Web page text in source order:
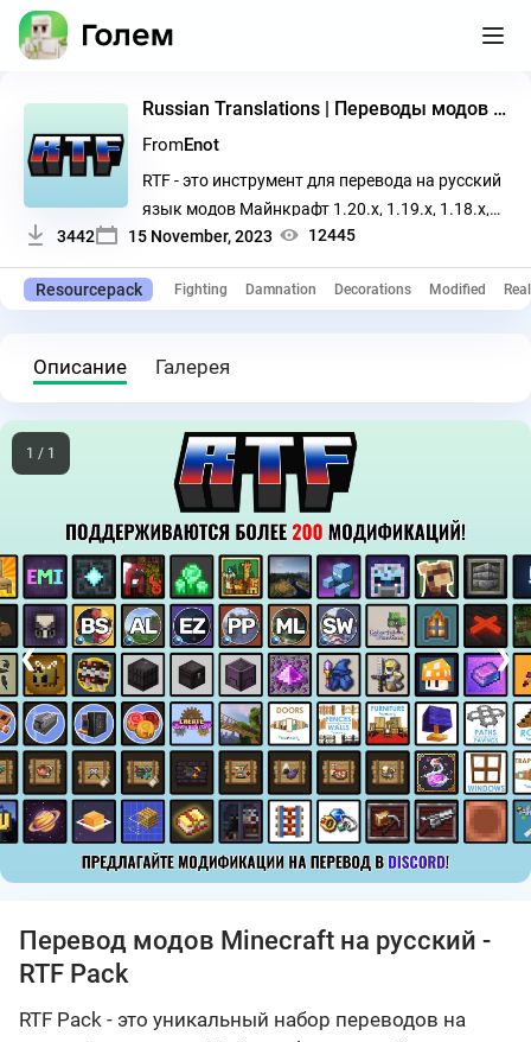
Russian Translations | Переводы модов на русский
FromEnot
RTF - это инструмент для перевода на русский
язык модов Майнкрафт 1.20.x, 1.19.x, 1.18.x,
1.17.x и 1.16.x.
3442 15 November, 2023 12445
Resourcepack Fighting Damnation Decorations Modified
Описание Галерея
1 / 1
❮ ❯
Перевод модов Minecraft на русский -
RTF Pack
RTF Pack - это уникальный набор переводов на